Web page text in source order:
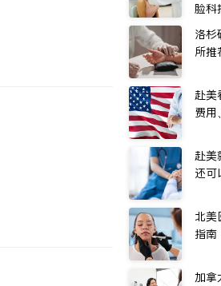
脸科
洛杉
所推
赴美
费用
赴美
还可
北美
指南
加拿